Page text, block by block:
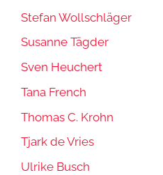
Stefan Wollschläger
Susanne Tägder
Sven Heuchert
Tana French
Thomas C. Krohn
Tjark de Vries
Ulrike Busch